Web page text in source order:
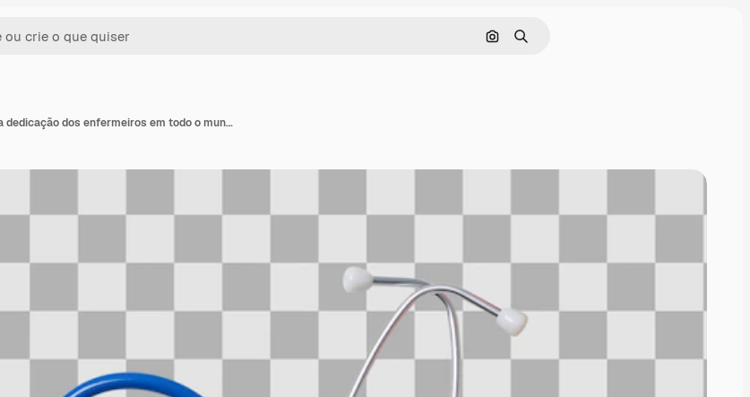
Pesquisar por imagem
Buscar
Um estetoscópio azul simboliza a dedicação dos enfermeiros em todo o mundo isolados em PNG branco